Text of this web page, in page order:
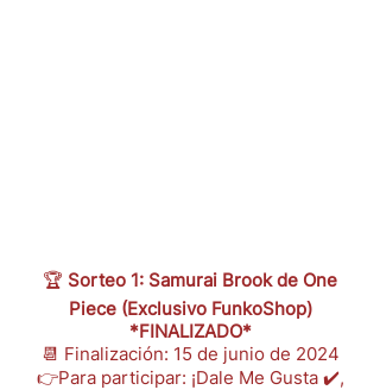
🏆 Sorteo 1: Samurai Brook de One
Piece (Exclusivo FunkoShop)
*FINALIZADO*
📆 Finalización: 15 de junio de 2024
👉Para participar: ¡Dale Me Gusta ✔️,